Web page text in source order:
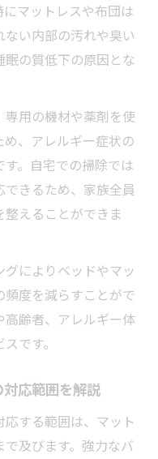
マットレスや布団は
い内部の汚れや臭い
の質低下の原因とな
専用の機材や薬剤を使
、アレルギー症状の
。自宅での掃除では
きるため、家族全員
えることができま
によりベッドやマッ
頻度を減らすことがで
高齢者、アレルギー体
です。
応範囲を解説
する範囲は、マット
及びます。強力なバ